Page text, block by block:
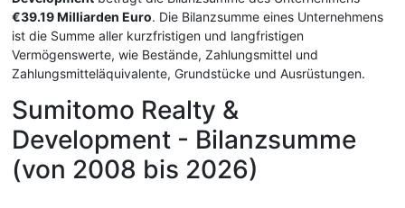
€39.19 Milliarden Euro. Die Bilanzsumme eines Unternehmens
ist die Summe aller kurzfristigen und langfristigen
Vermögenswerte, wie Bestände, Zahlungsmittel und
Zahlungsmitteläquivalente, Grundstücke und Ausrüstungen.
Sumitomo Realty &
Development - Bilanzsumme
(von 2008 bis 2026)